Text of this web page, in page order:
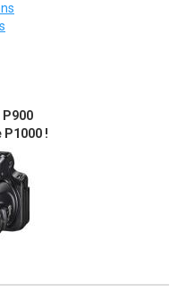
P900
!